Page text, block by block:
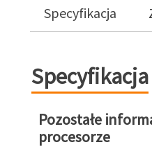
Specyfikacja
Specyfikacja
Pozostałe
procesorze